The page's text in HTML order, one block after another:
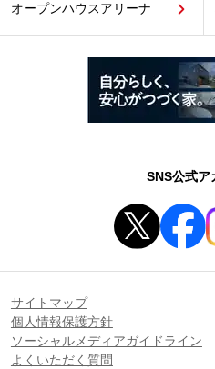
オープンハウスアリーナ
SNS公式ア
サイトマップ
個人情報保護方針
ソーシャルメディアガイドライン
よくいただく質問